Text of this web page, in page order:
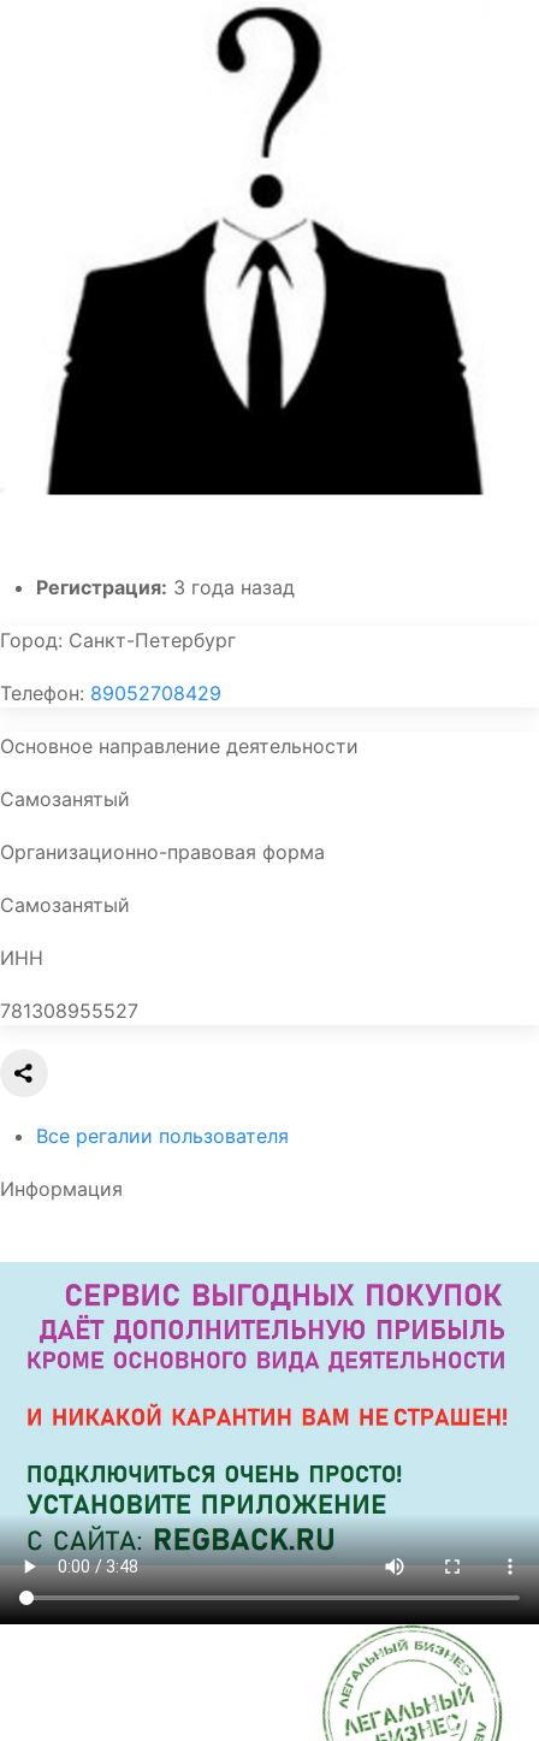
Регистрация: 3 года назад
Город: Санкт-Петербург
Телефон: 89052708429
Основное направление деятельности
Самозанятый
Организационно-правовая форма
Самозанятый
ИНН
781308955527
Все регалии пользователя
Информация